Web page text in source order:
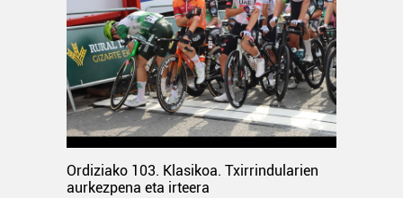
Ordiziako 103. Klasikoa. Txirrindularien
aurkezpena eta irteera